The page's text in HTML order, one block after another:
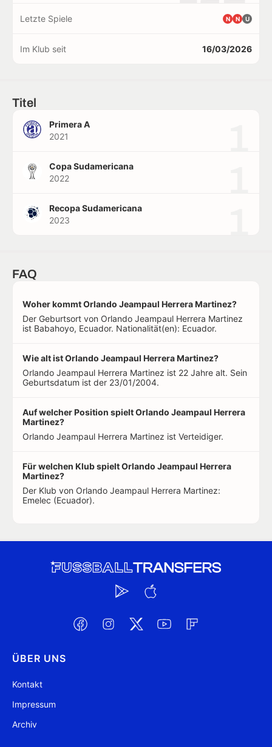
Letzte Spiele N N U
Im Klub seit 16/03/2026
Titel
Primera A
2021
Copa Sudamericana
2022
Recopa Sudamericana
2023
FAQ
Woher kommt Orlando Jeampaul Herrera Martinez?
Der Geburtsort von Orlando Jeampaul Herrera Martinez
ist Babahoyo, Ecuador. Nationalität(en): Ecuador.
Wie alt ist Orlando Jeampaul Herrera Martinez?
Orlando Jeampaul Herrera Martinez ist 22 Jahre alt. Sein
Geburtsdatum ist der 23/01/2004.
Auf welcher Position spielt Orlando Jeampaul Herrera
Martinez?
Orlando Jeampaul Herrera Martinez ist Verteidiger.
Für welchen Klub spielt Orlando Jeampaul Herrera
Martinez?
Der Klub von Orlando Jeampaul Herrera Martinez:
Emelec (Ecuador).
ÜBER UNS
Kontakt
Impressum
Archiv